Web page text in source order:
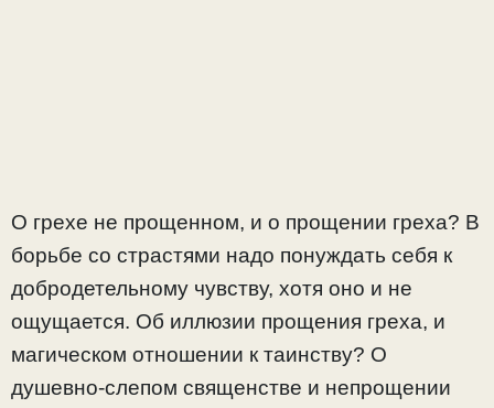
О грехе не прощенном, и о прощении греха? В
борьбе со страстями надо понуждать себя к
добродетельному чувству, хотя оно и не
ощущается. Об иллюзии прощения греха, и
магическом отношении к таинству? О
душевно-слепом священстве и непрощении